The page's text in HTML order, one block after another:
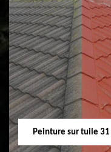
Nettoyage et
ravalement de
façade 31
Peinture sur tuile 31